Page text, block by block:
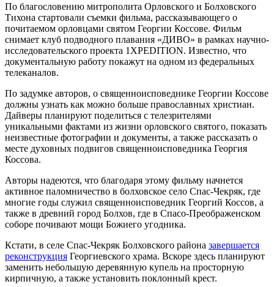
По благословению митрополита Орловского и Болховского
Тихона стартовали съемки фильма, рассказывающего о
почитаемом орловцами святом Георгии Коссове. Фильм
снимает клуб подводного плавания «ДИВО» в рамках научно-
исследовательского проекта 1XPEDITION. Известно, что
документальную работу покажут на одном из федеральных
телеканалов.
По задумке авторов, о священноисповеднике Георгии Коссове
должны узнать как можно больше православных христиан.
Дайверы планируют поделиться с телезрителями
уникальными фактами из жизни орловского святого, показать
неизвестные фотографии и документы, а также рассказать о
месте духовных подвигов священноисповедника Георгия
Коссова.
Авторы надеются, что благодаря этому фильму начнется
активное паломничество в болховское село Спас-Чекряк, где
многие годы служил священноисповедник Георгий Коссов, а
также в древний город Болхов, где в Спасо-Преображенском
соборе почивают мощи Божиего угодника.
Кстати, в селе Спас-Чекряк Болховского района завершается
реконструкция Георгиевского храма. Вскоре здесь планируют
заменить небольшую деревянную купель на просторную
кирпичную, а также установить поклонный крест.